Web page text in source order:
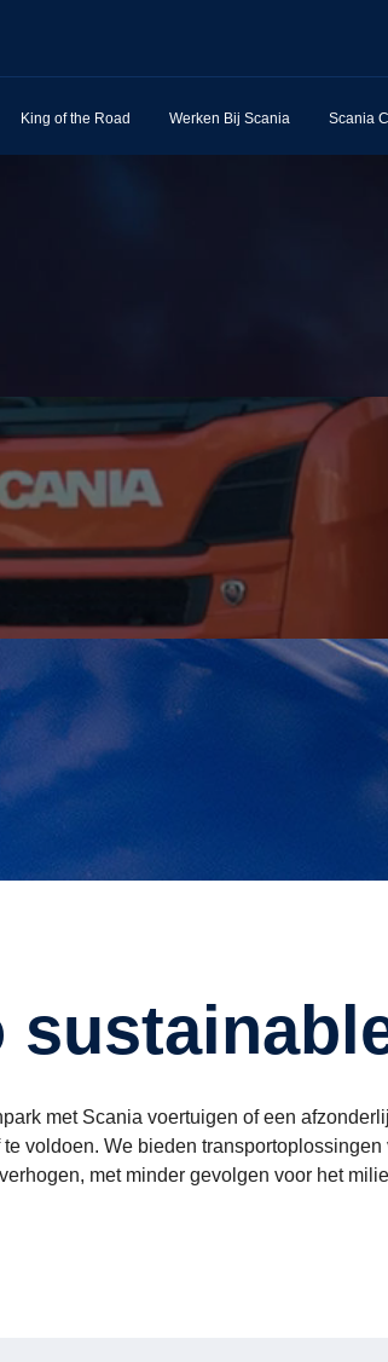
King of the Road Werken Bij Scania Scania
met Scania voertuigen of een
voldoen. We bieden
met minder gevolgen voor het